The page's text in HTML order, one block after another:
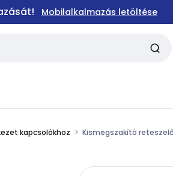
Mobilalkalmazás letöltése
kapcsolókhoz Kismegszakító